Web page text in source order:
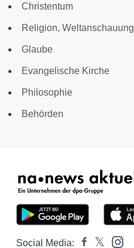
Christentum
Religion, Weltanschauung
Glaube
Evangelische Kirche
Philosophie
Behörden
Social Media: